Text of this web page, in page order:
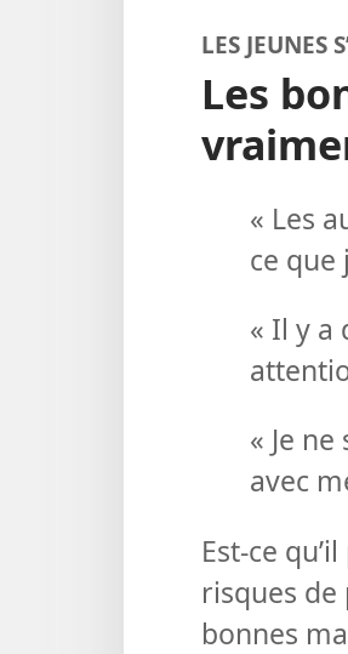
LES JEUNES
Les
« Les
ce que
« Il y a
« Je
avec
Est-ce
risques de
bonnes